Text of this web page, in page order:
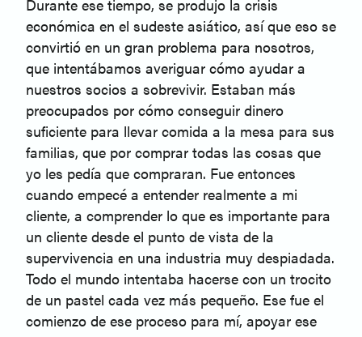
Durante ese tiempo, se produjo la crisis
económica en el sudeste asiático, así que eso se
convirtió en un gran problema para nosotros,
que intentábamos averiguar cómo ayudar a
nuestros socios a sobrevivir. Estaban más
preocupados por cómo conseguir dinero
suficiente para llevar comida a la mesa para sus
familias, que por comprar todas las cosas que
yo les pedía que compraran. Fue entonces
cuando empecé a entender realmente a mi
cliente, a comprender lo que es importante para
un cliente desde el punto de vista de la
supervivencia en una industria muy despiadada.
Todo el mundo intentaba hacerse con un trocito
de un pastel cada vez más pequeño. Ese fue el
comienzo de ese proceso para mí, apoyar ese